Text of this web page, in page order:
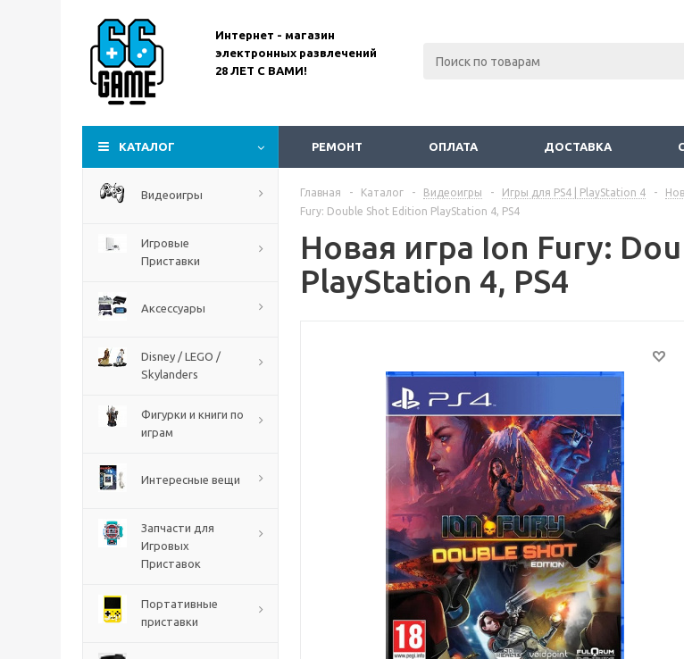
Интернет - магазин
электронных развлечений
28 ЛЕТ С ВАМИ!
КАТАЛОГ РЕМОНТ ОПЛАТА ДОСТАВКА
Видеоигры
Игровые
Приставки
Аксессуары
Disney / LEGO /
Skylanders
Фигурки и книги по
играм
Интересные вещи
Запчасти для
Игровых
Приставок
Портативные
приставки
The Blood of Dawnwalker
Главная - Каталог - Видеоигры - Игры для PS4 | PlayStation 4 -
Fury: Double Shot Edition PlayStation 4, PS4
Новая игра Ion Fury:
PlayStation 4, PS4